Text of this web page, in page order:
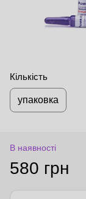
Кількість
упаковка
В наявності
580 грн